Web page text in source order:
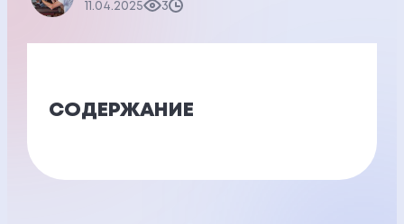
11.04.2025 3
СОДЕРЖАНИЕ